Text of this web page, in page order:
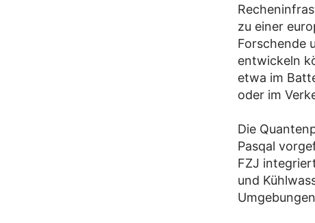
zu einer
Forschende
entwickeln
etwa im
oder im
Die
Pasqal
FZJ
und